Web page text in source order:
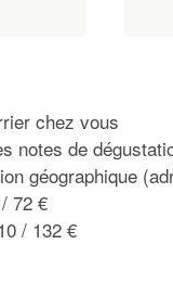
chez vous
notes de
géographique
72 €
/ 132 €